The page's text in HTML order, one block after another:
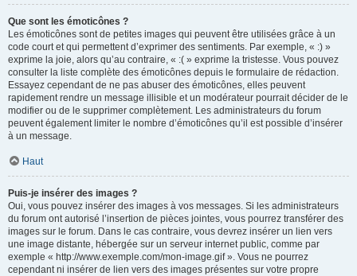
Que sont les émoticônes ?
Les émoticônes sont de petites images qui peuvent être utilisées grâce à un
code court et qui permettent d’exprimer des sentiments. Par exemple, « :) »
exprime la joie, alors qu’au contraire, « :( » exprime la tristesse. Vous pouvez
consulter la liste complète des émoticônes depuis le formulaire de rédaction.
Essayez cependant de ne pas abuser des émoticônes, elles peuvent
rapidement rendre un message illisible et un modérateur pourrait décider de le
modifier ou de le supprimer complètement. Les administrateurs du forum
peuvent également limiter le nombre d’émoticônes qu’il est possible d’insérer
à un message.
Haut
Puis-je insérer des images ?
Oui, vous pouvez insérer des images à vos messages. Si les administrateurs
du forum ont autorisé l’insertion de pièces jointes, vous pourrez transférer des
images sur le forum. Dans le cas contraire, vous devrez insérer un lien vers
une image distante, hébergée sur un serveur internet public, comme par
exemple « http://www.exemple.com/mon-image.gif ». Vous ne pourrez
cependant ni insérer de lien vers des images présentes sur votre propre